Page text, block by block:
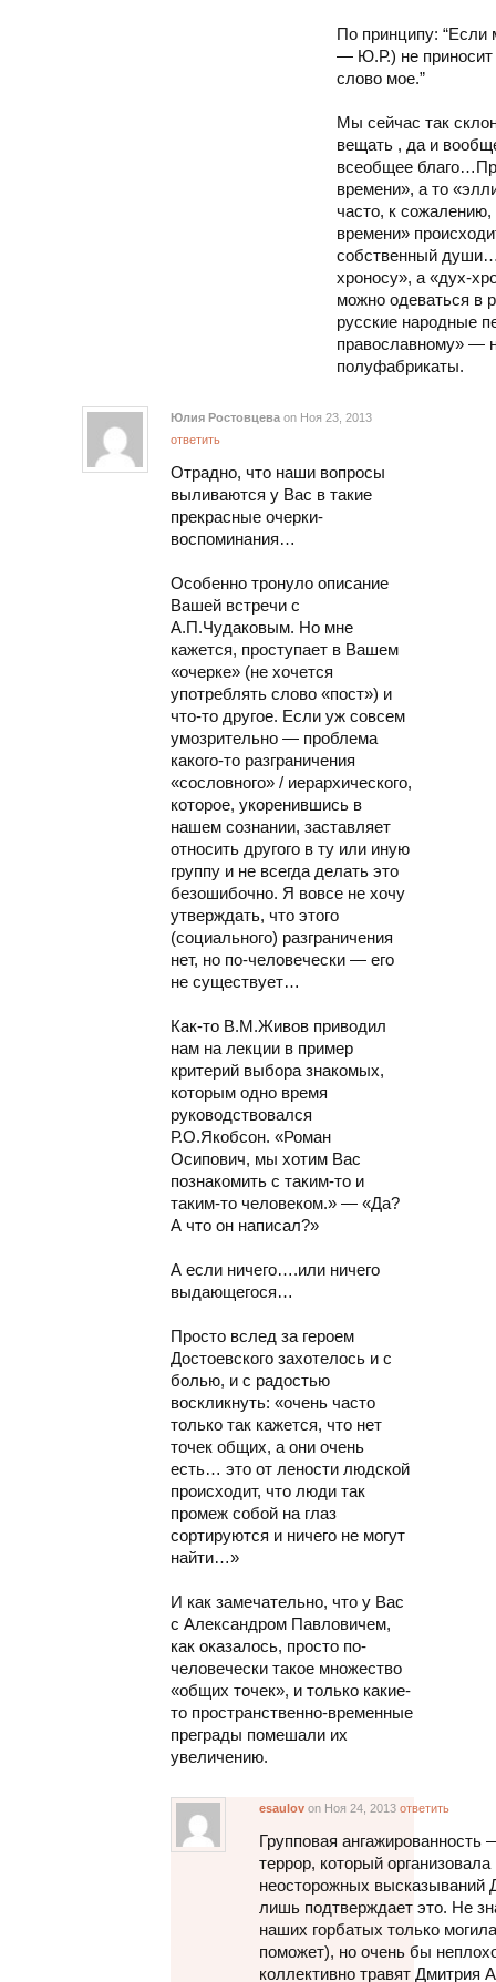
По принципу: “Если
— Ю.Р.) не приносит
слово мое.”
Мы сейчас так
вещать , да и
всеобщее
времени», а то
часто, к сожалению,
времени»
собственный
хроносу», а «дух-
можно одеваться в
русские народные
православному» —
полуфабрикаты.
Юлия Ростовцева on Ноя 23, 2013
ответить
Отрадно, что наши вопросы
выливаются у Вас в такие
прекрасные очерки-
воспоминания…
Особенно тронуло описание
Вашей встречи с
А.П.Чудаковым. Но мне
кажется, проступает в Вашем
«очерке» (не хочется
употреблять слово «пост») и
что-то другое. Если уж совсем
умозрительно — проблема
какого-то разграничения
«сословного» / иерархического,
которое, укоренившись в
нашем сознании, заставляет
относить другого в ту или иную
группу и не всегда делать это
безошибочно. Я вовсе не хочу
утверждать, что этого
(социального) разграничения
нет, но по-человечески — его
не существует…
Как-то В.М.Живов приводил
нам на лекции в пример
критерий выбора знакомых,
которым одно время
руководствовался
Р.О.Якобсон. «Роман
Осипович, мы хотим Вас
познакомить с таким-то и
таким-то человеком.» — «Да?
А что он написал?»
А если ничего….или ничего
выдающегося…
Просто вслед за героем
Достоевского захотелось и с
болью, и с радостью
воскликнуть: «очень часто
только так кажется, что нет
точек общих, а они очень
есть… это от лености людской
происходит, что люди так
промеж собой на глаз
сортируются и ничего не могут
найти…»
И как замечательно, что у Вас
с Александром Павловичем,
как оказалось, просто по-
человечески такое множество
«общих точек», и только какие-
то пространственно-временные
преграды помешали их
увеличению.
esaulov on Ноя 24, 2013 ответить
Групповая
террор, который
неосторожных высказываний
лишь подтверждает это. Не
наших горбатых только
поможет), но очень бы
коллективно травят Дмитрия